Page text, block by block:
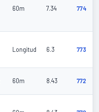
60m 7.34 774
Longitud 6.3 773
60m 8.43 772